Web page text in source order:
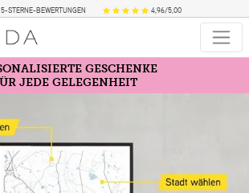
STERNE-BEWERTUNGEN 4,96/5,00
GESCHENKE
JEDE GELEGENHEIT